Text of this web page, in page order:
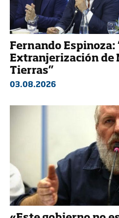
Fernando Espinoza:
Extranjerización de
Tierras”
03.08.2026